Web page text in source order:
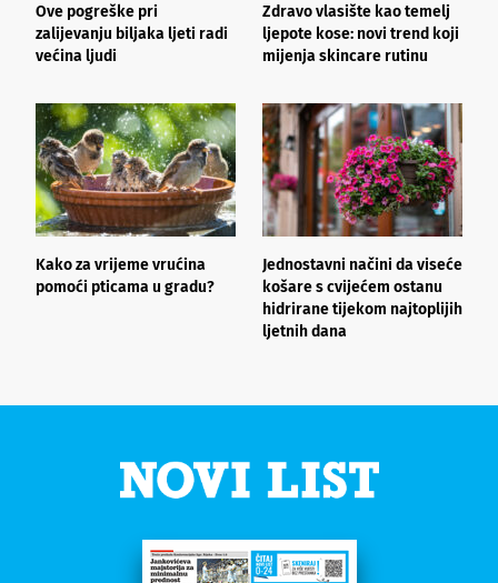
Ove pogreške pri
zalijevanju biljaka ljeti radi
većina ljudi
Zdravo vlasište kao temelj
ljepote kose: novi trend koji
mijenja skincare rutinu
Kako za vrijeme vrućina
pomoći pticama u gradu?
Jednostavni načini da viseće
košare s cvijećem ostanu
hidrirane tijekom najtoplijih
ljetnih dana